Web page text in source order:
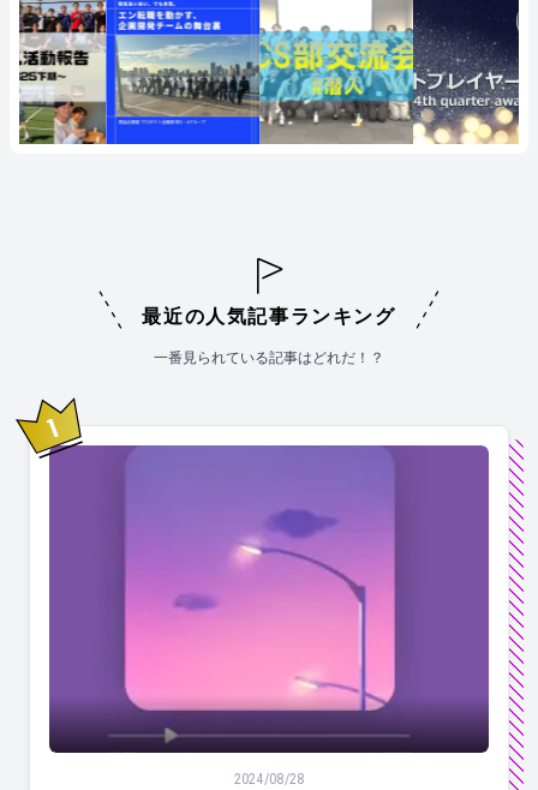
最近の人気記事ランキング
一番見られている記事はどれだ！？
1位
【この世で最もいい曲100選】Apple Musicで同じプレ
2024/08/28